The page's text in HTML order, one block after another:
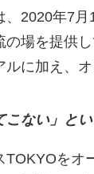
、2020年7
の場を提供
ルに加え、
こない」と
TOKYOを